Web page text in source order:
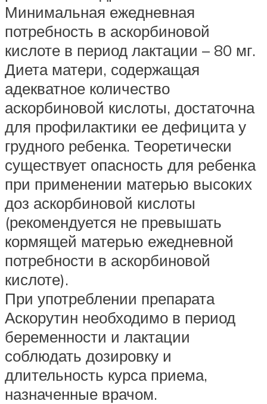
Минимальная ежедневная
потребность в аскорбиновой
кислоте в период лактации – 80 мг.
Диета матери, содержащая
адекватное количество
аскорбиновой кислоты, достаточна
для профилактики ее дефицита у
грудного ребенка. Теоретически
существует опасность для ребенка
при применении матерью высоких
доз аскорбиновой кислоты
(рекомендуется не превышать
кормящей матерью ежедневной
потребности в аскорбиновой
кислоте).
При употреблении препарата
Аскорутин необходимо в период
беременности и лактации
соблюдать дозировку и
длительность курса приема,
назначенные врачом.